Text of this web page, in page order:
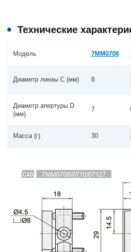
Технические
Модель 7MM0708
Диаметр линзы C (мм) 8
Диаметр апертуры D
(мм)
7
Масса (г) 30